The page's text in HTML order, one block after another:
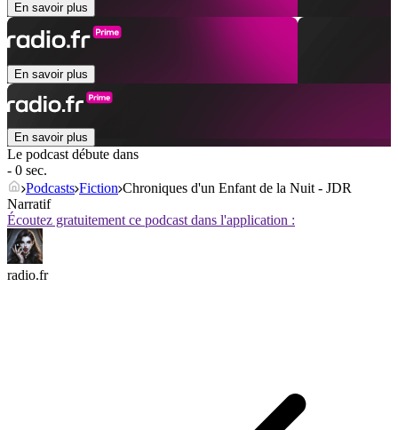
En savoir plus
En savoir plus
En savoir plus
Le podcast débute dans
- 0 sec.
Podcasts Fiction Chroniques d'un Enfant de la Nuit - JDR
Narratif
Écoutez gratuitement ce podcast dans l'application :
radio.fr